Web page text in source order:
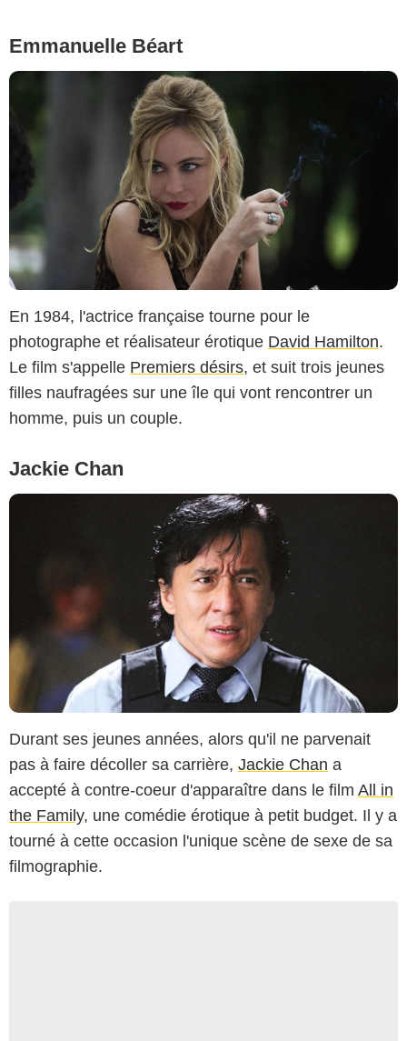
Emmanuelle Béart
En 1984, l'actrice française tourne pour le
photographe et réalisateur érotique David Hamilton.
Le film s'appelle Premiers désirs, et suit trois jeunes
filles naufragées sur une île qui vont rencontrer un
homme, puis un couple.
Jackie Chan
Durant ses jeunes années, alors qu'il ne parvenait
pas à faire décoller sa carrière, Jackie Chan a
accepté à contre-coeur d'apparaître dans le film All in
the Family, une comédie érotique à petit budget. Il y a
tourné à cette occasion l'unique scène de sexe de sa
filmographie.